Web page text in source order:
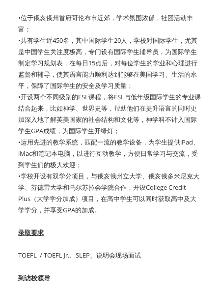
•位于俄亥俄州首府哥伦布市近郊，学术氛围浓郁，社团活动丰
富；
•共有学生近450名，其中国际学生20人，学校对国际学生，尤其
是中国学生关注度极高，专门设有国际学生辅导员，为国际学生
制定学习规划表，在每日15点后，对每位学生的学业和心理进行
监督和辅导，使其语言能力顺利达到能够在美国学习、生活的水
平，保障了国际学生的安全及学习质量；
•开设两个不同级别的ESL课程，将ESL与低年级国际学生的专业课
结合起来，比如神学、世界史等，帮助他们在提升语言的同时更
加深入地了解英美国家的社会结构和文化等，神学科不计入国际
学生GPA成绩，为国际学生开绿灯；
•运用先进的教学系统，匹配一流的教学设备，为学生提供iPad、
iMac和笔记本电脑，以进行互动教学，方便日常学习与交流，受
到学生们的极大欢迎；
•学校开设有双学分项目，与俄亥俄州立大学、俄亥俄多米尼克大
学、芬德雷大学和乌尔苏拉会学院合作，开设College Credit
Plus（大学学分加成）项目，在高中学生可以同时获取高中及大
学学分，并享受GPA的加成。
录取要求
TOEFL / TOEFL Jr.、SLEP、说明会现场面试
到访校领导